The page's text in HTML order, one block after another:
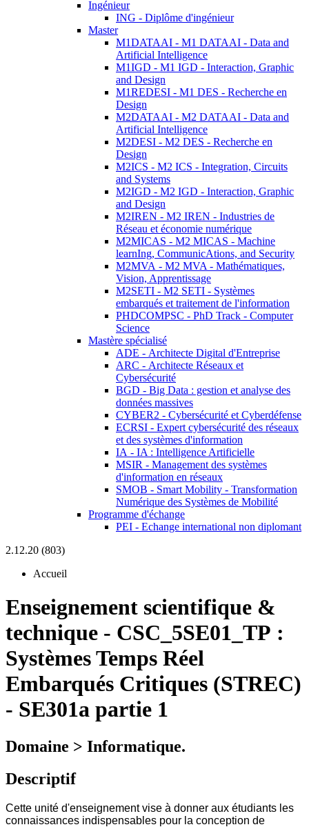
Ingénieur
ING - Diplôme d'ingénieur
Master
M1DATAAI - M1 DATAAI - Data and
Artificial Intelligence
M1IGD - M1 IGD - Interaction, Graphic
and Design
M1REDESI - M1 DES - Recherche en
Design
M2DATAAI - M2 DATAAI - Data and
Artificial Intelligence
M2DESI - M2 DES - Recherche en
Design
M2ICS - M2 ICS - Integration, Circuits
and Systems
M2IGD - M2 IGD - Interaction, Graphic
and Design
M2IREN - M2 IREN - Industries de
Réseau et économie numérique
M2MICAS - M2 MICAS - Machine
learnIng, CommunicAtions, and Security
M2MVA - M2 MVA - Mathématiques,
Vision, Apprentissage
M2SETI - M2 SETI - Systèmes
embarqués et traitement de l'information
PHDCOMPSC - PhD Track - Computer
Science
Mastère spécialisé
ADE - Architecte Digital d'Entreprise
ARC - Architecte Réseaux et
Cybersécurité
BGD - Big Data : gestion et analyse des
données massives
CYBER2 - Cybersécurité et Cyberdéfense
ECRSI - Expert cybersécurité des réseaux
et des systèmes d'information
IA - IA : Intelligence Artificielle
MSIR - Management des systèmes
d'information en réseaux
SMOB - Smart Mobility - Transformation
Numérique des Systèmes de Mobilité
Programme d'échange
PEI - Echange international non diplomant
2.12.20 (803)
Accueil
Enseignement scientifique &
technique - CSC_5SE01_TP :
Systèmes Temps Réel
Embarqués Critiques (STREC)
- SE301a partie 1
Domaine > Informatique.
Descriptif
Cette unité d'enseignement vise à donner aux étudiants les
connaissances indispensables pour la conception de